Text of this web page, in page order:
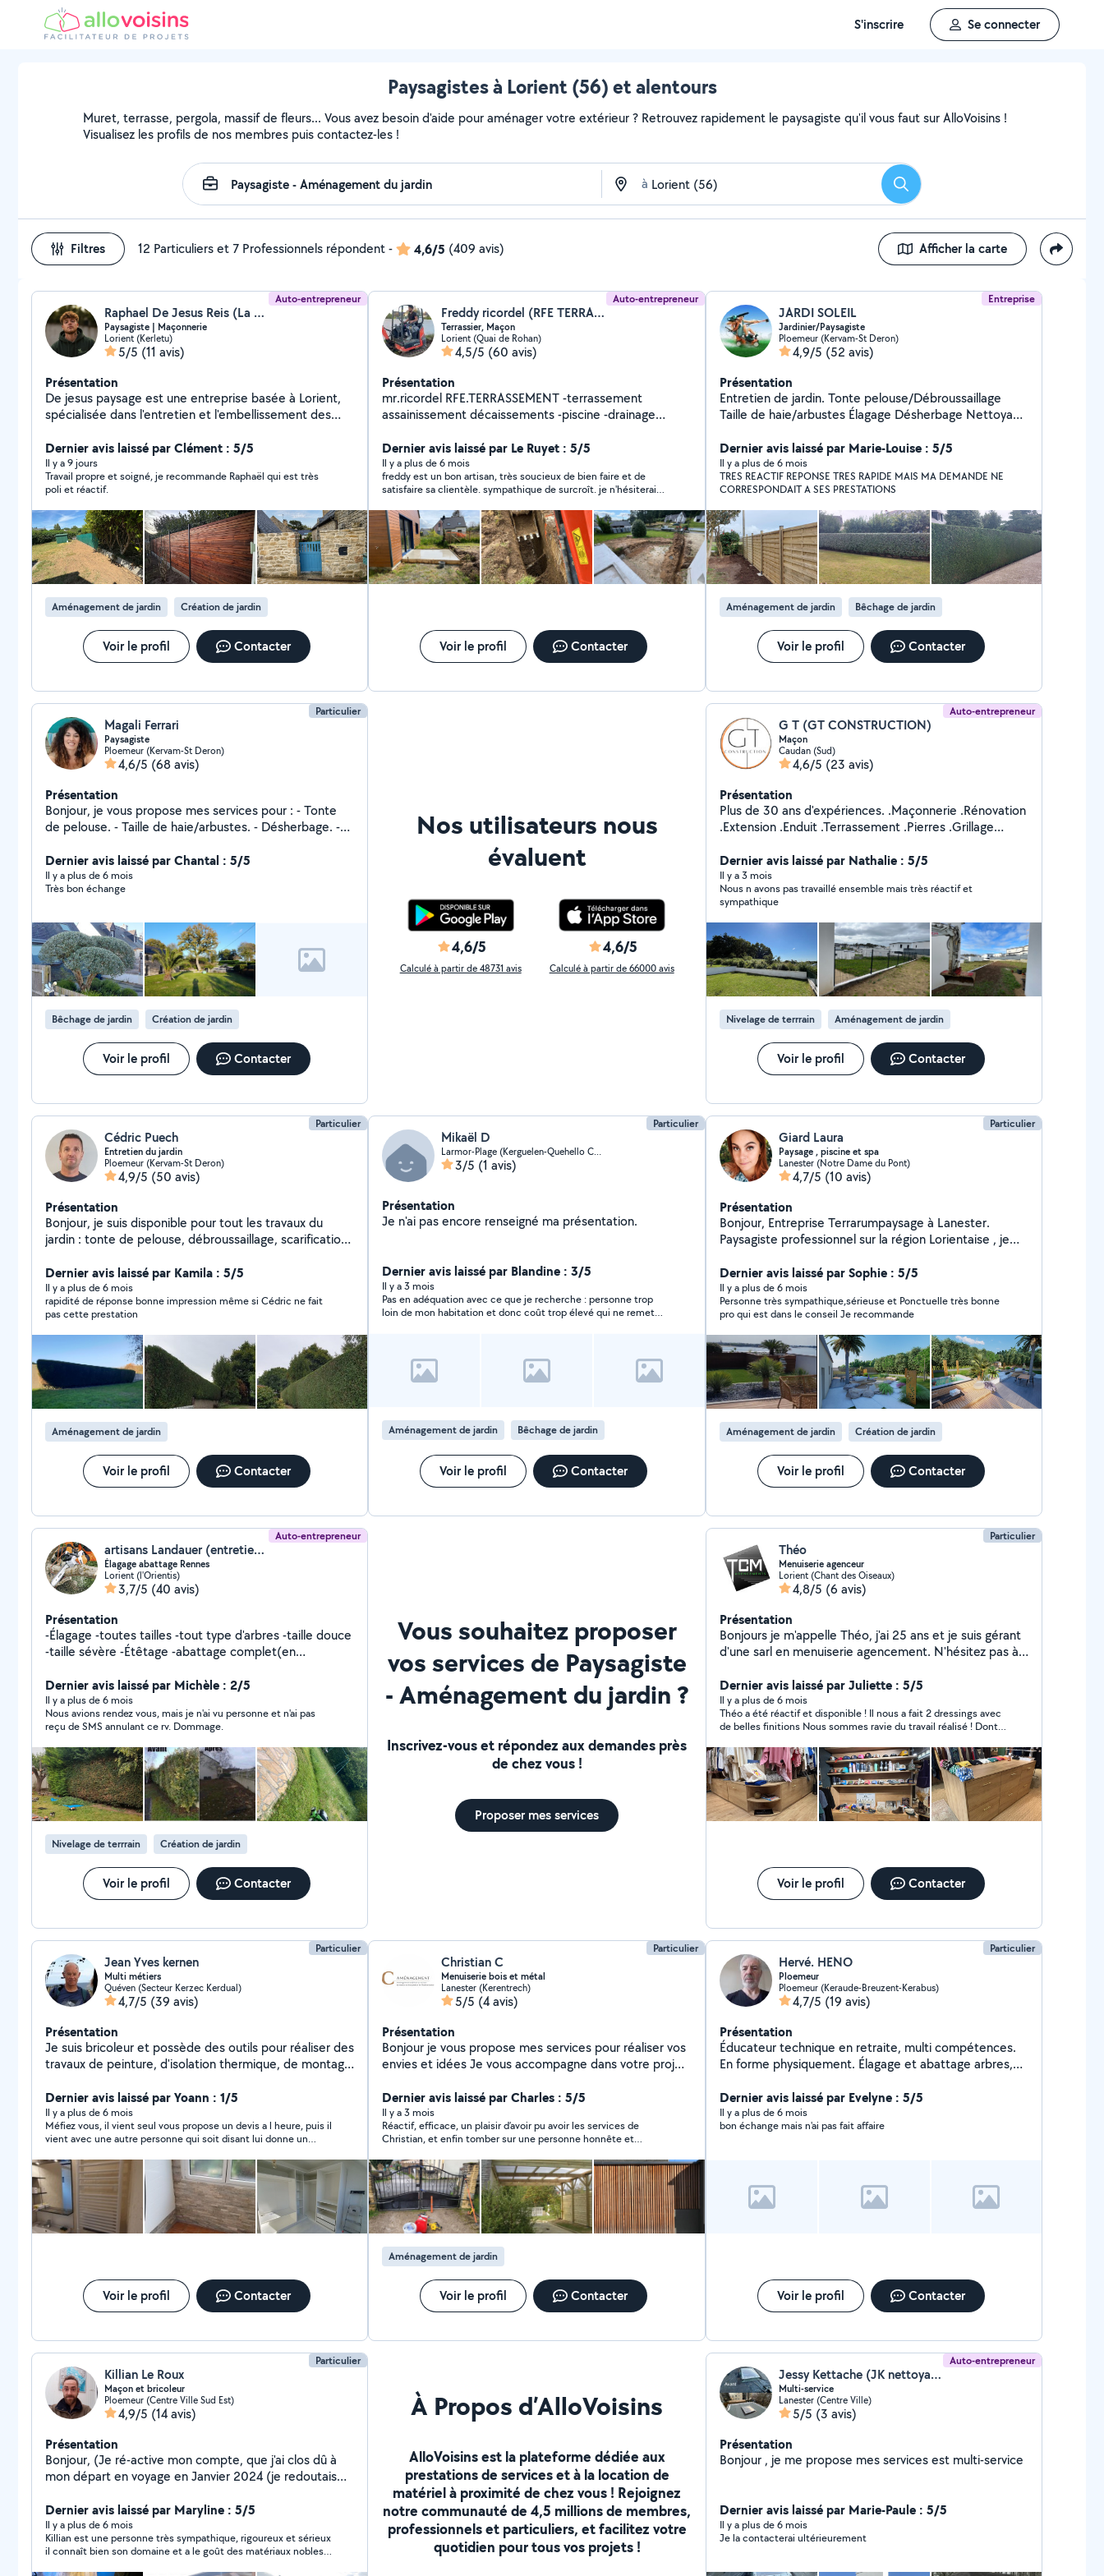
S'inscrire Se connecter
Paysagistes à Lorient (56) et alentours
Muret, terrasse, pergola, massif de fleurs... Vous avez besoin d'aide pour aménager votre extérieur ? Retrouvez rapidement le paysagiste qu'il vous faut sur AlloVoisins !
Visualisez les profils de nos membres puis contactez-les !
à Rechercher
Filtres 12 Particuliers et 7 Professionnels répondent- 4,6/5 (409 avis) Afficher la carte
Auto-entrepreneur
Raphael De Jesus Reis (La Cote Verte)
Paysagiste | Maçonnerie
Lorient (Kerletu)
5/5 (11 avis)
Présentation
De jesus paysage est une entreprise basée à Lorient,
spécialisée dans l'entretien et l'embellissement des
d'aménagement paysager, elle propose des
prestations complètes pour créer et maintenir des
espaces agréables, pratiques et esthétiques. Nos
services : Entretien de jardin (tonte, taille de haies,
débroussaillage, remise en état) Aménagement
extérieur (bordures, allées, dallages, déco naturelle :
galets, bois, palettes) Travaux de finition (carrelage,
petites interventions en placo, dépannages simples
intérieur/extérieur) Nettoyage complet pour un
extérieur propre et accueillant Pourquoi nous choisir ?
Travail soigné, prix abordables, devis gratuit et
intervention rapide sur Lorient et tout le Morbihan.
Notre mission : valoriser vos extérieurs pour allier
confort et esthétique.
Dernier avis laissé par Clément : 5/5
Il y a 9 jours
Travail propre et soigné, je recommande Raphaël qui est très
poli et réactif.
Aménagement de jardin Création de jardin
Voir le profil Contacter
Auto-entrepreneur
Freddy ricordel (RFE TERRASSEMENT MAÇONNERIE)
Terrassier, Maçon
Lorient (Quai de Rohan)
4,5/5 (60 avis)
Présentation
mr.ricordel RFE.TERRASSEMENT -terrassement
assainissement décaissements -piscine -drainage
soubassement goudron,delta ms -amenagement jardin
bordure et gravillons MAÇONNERIE. -dalles béton -
muret -fondation fouille -longrine -rénovation et
création. -construction gros œuvre DÉMOLITION -
local/commerce/dalles de béton
Dernier avis laissé par Le Ruyet : 5/5
Il y a plus de 6 mois
freddy est un bon artisan, très soucieux de bien faire et de
satisfaire sa clientèle. sympathique de surcroît. je n'hésiterai
Voir le profil Contacter
Entreprise
JARDI SOLEIL
Jardinier/Paysagiste
Ploemeur (Kervam-St Deron)
4,9/5 (52 avis)
Présentation
Entretien de jardin. Tonte pelouse/Débroussaillage
Taille de haie/arbustes Élagage Désherbage Nettoyage
Évacuation déchets verts ou autres Vous pouvez
bénéficier de l'avance immédiate de votre crédit
d'impôt sur vos factures et régler seulement 50% de
votre facture. N'hésitez pas à me contacter pour plus
de renseignements.
Dernier avis laissé par Marie-Louise : 5/5
Il y a plus de 6 mois
TRES REACTIF REPONSE TRES RAPIDE MAIS MA DEMANDE NE
CORRESPONDAIT A SES PRESTATIONS
Aménagement de jardin Bêchage de jardin
Voir le profil Contacter
Particulier
Magali Ferrari
Paysagiste
Ploemeur (Kervam-St Deron)
4,6/5 (68 avis)
Présentation
Bonjour, je vous propose mes services pour : - Tonte
de pelouse. - Taille de haie/arbustes. - Désherbage. -
terrasse(basse et haute pression) - Nettoyage Brise
vue. - Ramassage de feuilles. - Evacuation des déchets
verts ou autres. Vous pouvez bénéficier de l'avance
régler seulement 50% de votre facture. N'hésitez pas
à me contacter pour plus de renseignements !
Dernier avis laissé par Chantal : 5/5
Il y a plus de 6 mois
Très bon échange
Bêchage de jardin Création de jardin
Voir le profil Contacter
Nos utilisateurs nous
évaluent
4,6/5
Calculé à partir de 48731 avis
4,6/5
Calculé à partir de 66000 avis
Auto-entrepreneur
G T (GT CONSTRUCTION)
Maçon
Caudan (Sud)
4,6/5 (23 avis)
Présentation
Plus de 30 ans d'expériences. .Maçonnerie .Rénovation
.Extension .Enduit .Terrassement .Pierres .Grillage
Dernier avis laissé par Nathalie : 5/5
Il y a 3 mois
Nous n avons pas travaillé ensemble mais très réactif et
sympathique
Nivelage de terrrain Aménagement de jardin
Voir le profil Contacter
Particulier
Cédric Puech
Entretien du jardin
Ploemeur (Kervam-St Deron)
4,9/5 (50 avis)
Présentation
Bonjour, je suis disponible pour tout les travaux du
jardin : tonte de pelouse, débroussaillage, scarification,
pelouse. Je suis complètement équipé et j'évacue les
déchets vert, mème de gros volumes.
Dernier avis laissé par Kamila : 5/5
Il y a plus de 6 mois
rapidité de réponse bonne impression même si Cédric ne fait
pas cette prestation
Aménagement de jardin
Voir le profil Contacter
Particulier
Mikaël D
Larmor-Plage (Kerguelen-Quehello Congard-Maison Rou)
3/5 (1 avis)
Présentation
Je n'ai pas encore renseigné ma présentation.
Dernier avis laissé par Blandine : 3/5
Il y a 3 mois
Pas en adéquation avec ce que je recherche : personne trop
loin de mon habitation et donc coût trop élevé qui ne remet
Aménagement de jardin Bêchage de jardin
Voir le profil Contacter
Particulier
Giard Laura
Paysage , piscine et spa
Lanester (Notre Dame du Pont)
4,7/5 (10 avis)
Présentation
Bonjour, Entreprise Terrarumpaysage à Lanester.
Paysagiste professionnel sur la région Lorientaise , je
travaux de jardinage. Je suis également formé au
métier du spa et de la piscine. Vente, installation et
entretien Je vous accompagne dans différents projets
et déclaration de travaux. Projet 3D, Film 3D, dossier
de déclaration de travaux... N'hésitez pas à nous
contacter via notre site terrarumpaysage A bientôt !
Dernier avis laissé par Sophie : 5/5
Il y a plus de 6 mois
Personne très sympathique,sérieuse et Ponctuelle très bonne
pro qui est dans le conseil Je recommande
Aménagement de jardin Création de jardin
Voir le profil Contacter
Auto-entrepreneur
artisans Landauer (entretien d’espaces verts)
Élagage abattage Rennes
Lorient (l'Orientis)
3,7/5 (40 avis)
Présentation
-Élagage -toutes tailles -tout type d'arbres -taille douce
-taille sévère -Étêtage -abattage complet(en
couper le bois en 50 cm -taille de haies -rabattement
de la hauteur et des côtés -entretien parcs et jardins -
Débroussaillage -nettoyage et éclaircissements -taille
ou enlèvement de lierre -Évacuation des végétaux -
abattage
Dernier avis laissé par Michèle : 2/5
Il y a plus de 6 mois
Nous avions rendez vous, mais je n'ai vu personne et n'ai pas
reçu de SMS annulant ce rv. Dommage.
Nivelage de terrrain Création de jardin
Voir le profil Contacter
Vous souhaitez proposer
vos services de Paysagiste
- Aménagement du jardin ?
Inscrivez-vous et répondez aux demandes près
de chez vous !
Proposer mes services
Particulier
Théo
Menuiserie agenceur
Lorient (Chant des Oiseaux)
4,8/5 (6 avis)
Présentation
Bonjours je m'appelle Théo, j'ai 25 ans et je suis gérant
d'une sarl en menuiserie agencement. N'hésitez pas à
Dernier avis laissé par Juliette : 5/5
Il y a plus de 6 mois
Théo a été réactif et disponible ! Il nous a fait 2 dressings avec
de belles finitions Nous sommes ravie du travail réalisé ! Dont
Voir le profil Contacter
Particulier
Jean Yves kernen
Multi métiers
Quéven (Secteur Kerzec Kerdual)
4,7/5 (39 avis)
Présentation
Je suis bricoleur et possède des outils pour réaliser des
travaux de peinture, d'isolation thermique, de montage
vélos, d'entretien de jardin , je peux aussi faire de
l'assistance informatique , etc ...
Dernier avis laissé par Yoann : 1/5
Il y a plus de 6 mois
Méfiez vous, il vient seul vous propose un devis a l heure, puis il
vient avec une autre personne qui soit disant lui donne un
personnes. Etablissez un devis sur le chantier pour ne pas vous
faire avoir avec son procédé pour gagner toujours plus d
argent!!!! 5 ans de pratique avec allovoisin tjs satisfait et il fallu
tombé sur Jean Yves Méfiez vous
Voir le profil Contacter
Particulier
Christian C
Menuiserie bois et métal
Lanester (Kerentrech)
5/5 (4 avis)
Présentation
Bonjour je vous propose mes services pour réaliser vos
envies et idées Je vous accompagne dans votre projet
besoins Pose de bardage bois et métallique Charpente
bois et métallique divers Réparation et renforcement
de charpente Mise en place de portail et porte
Réparation de porte et portail Pose de Cloture et pare
vue bois et métal Mise en place de garde corps et
rampe d'accès En espérant répondre à vos demandes
Cordialement
Dernier avis laissé par Charles : 5/5
Il y a 3 mois
Réactif, efficace, un plaisir d’avoir pu avoir les services de
Christian, et enfin tomber sur une personne honnête et
Aménagement de jardin
Voir le profil Contacter
Particulier
Hervé. HENO
Ploemeur
Ploemeur (Keraude-Breuzent-Kerabus)
4,7/5 (19 avis)
Présentation
Éducateur technique en retraite, multi compétences.
En forme physiquement. Élagage et abattage arbres,
meubles, et petits bricolage divers.
Dernier avis laissé par Evelyne : 5/5
Il y a plus de 6 mois
bon échange mais n'ai pas fait affaire
Voir le profil Contacter
Particulier
Killian Le Roux
Maçon et bricoleur
Ploemeur (Centre Ville Sud Est)
4,9/5 (14 avis)
Présentation
Bonjour, (Je ré-active mon compte, que j'ai clos dû à
mon départ en voyage en Janvier 2024 (je redoutais
J'ai malheureusement perdu tous les avis laissés par
mes clients, qui étaient excellents... J'ai néanmoins leur
numéros si vous avez besoin de témoignages
concernant mes travaux réalisés!) Je suis maçon de
Dernier avis laissé par Maryline : 5/5
Il y a plus de 6 mois
Killian est une personne très sympathique, rigoureux et sérieux
il connaît bien son domaine et a le goût des matériaux nobles
À Propos d’AlloVoisins
AlloVoisins est la plateforme dédiée aux
prestations de services et à la location de
matériel à proximité de chez vous ! Rejoignez
notre communauté de 4,5 millions de membres,
professionnels et particuliers, et facilitez votre
quotidien pour tous vos projets !
Auto-entrepreneur
Jessy Kettache (JK nettoyage)
Multi-service
Lanester (Centre Ville)
5/5 (3 avis)
Présentation
Bonjour , je me propose mes services est multi-service
Dernier avis laissé par Marie-Paule : 5/5
Il y a plus de 6 mois
Je la contacterai ultérieurement